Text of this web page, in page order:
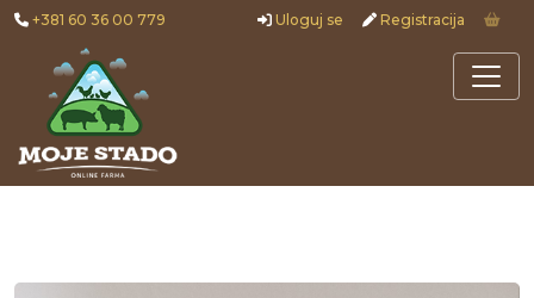
+381 60 36 00 779 Uloguj se Registracija